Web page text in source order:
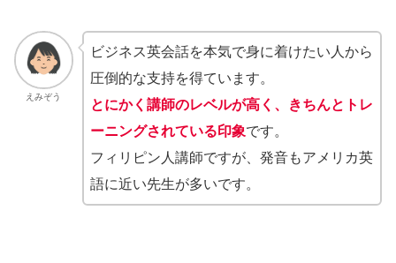
えみぞう
ビジネス英会話を本気で身に着けたい人から
圧倒的な支持を得ています。
とにかく講師のレベルが高く、きちんとトレ
ーニングされている印象です。
フィリピン人講師ですが、発音もアメリカ英
語に近い先生が多いです。